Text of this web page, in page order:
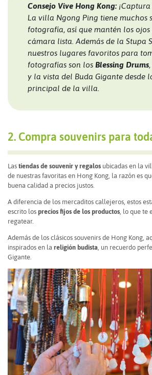
Consejo Vive Hong Kong:
La villa Ngong Ping tiene muchos
fotografía, así que mantén los
cámara lista. Además de la Stupa
nuestros lugares favoritos para
fotografías son los Blessing Drums
y la vista del Buda Gigante desde
principal de la villa.
2. Compra souvenirs para
Las tiendas de souvenir y regalos ubicadas en la
de nuestras favoritas en Hong Kong, la razón es
buena calidad a precios justos.
A diferencia de los mercaditos callejeros, estos
escrito los precios fijos de los productos, lo que te
regatear.
Además de los clásicos souvenirs de Hong Kong,
inspirados en la religión budista, un recuerdo
Gigante.